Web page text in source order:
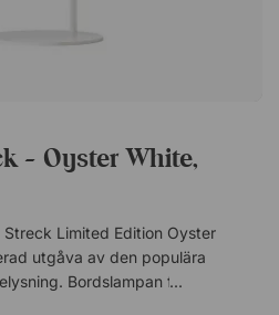
- Oyster White,
Limited Edition Oyster
utgåva av den populära
Bordslampan finns endast